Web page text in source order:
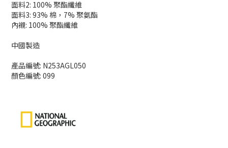
面料2: 100% 聚酯纖維
面料3: 93% 棉，7% 聚氨酯
內襯: 100% 聚酯纖維
中國製造
產品編號: N253AGL050
顏色編號: 099